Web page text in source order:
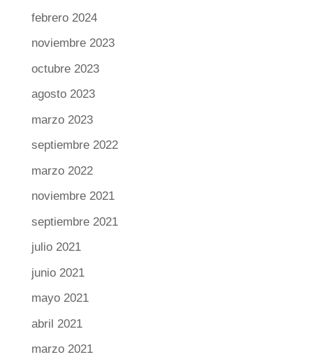
febrero 2024
noviembre 2023
octubre 2023
agosto 2023
marzo 2023
septiembre 2022
marzo 2022
noviembre 2021
septiembre 2021
julio 2021
junio 2021
mayo 2021
abril 2021
marzo 2021